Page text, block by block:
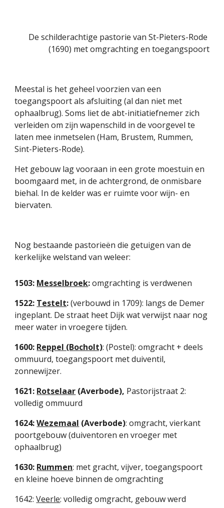
De schilderachtige pastorie van St-Pieters-Rode
(1690) met omgrachting en toegangspoort
Meestal is het geheel voorzien van een
toegangspoort als afsluiting (al dan niet met
ophaalbrug). Soms liet de abt-initiatiefnemer zich
verleiden om zijn wapenschild in de voorgevel te
laten mee inmetselen (Ham, Brustem, Rummen,
Sint-Pieters-Rode).
Het gebouw lag vooraan in een grote moestuin en
boomgaard met, in de achtergrond, de onmisbare
biehal. In de kelder was er ruimte voor wijn- en
biervaten.
Nog bestaande pastorieën die getuigen van de
kerkelijke welstand van weleer:
1503: Messelbroek: omgrachting is verdwenen
1522: Testelt: (verbouwd in 1709): langs de Demer
ingeplant. De straat heet Dijk wat verwijst naar nog
meer water in vroegere tijden.
1600: Reppel (Bocholt): (Postel): omgracht + deels
ommuurd, toegangspoort met duiventil,
zonnewijzer.
1621: Rotselaar (Averbode), Pastorijstraat 2:
volledig ommuurd
1624: Wezemaal (Averbode): omgracht, vierkant
poortgebouw (duiventoren en vroeger met
ophaalbrug)
1630: Rummen: met gracht, vijver, toegangspoort
en kleine hoeve binnen de omgrachting
1642: Veerle: volledig omgracht, gebouw werd